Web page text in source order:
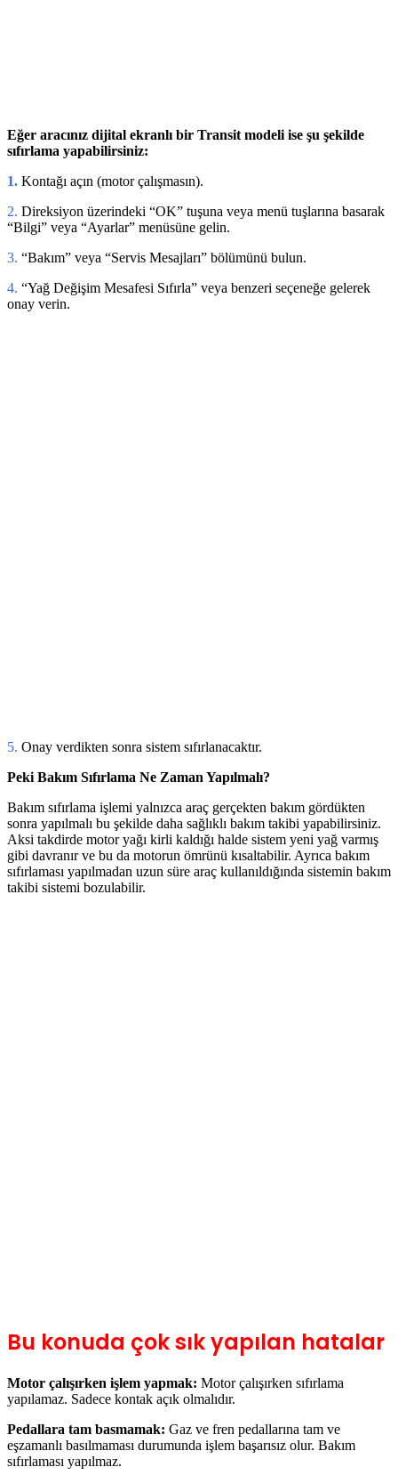
Eğer aracınız dijital ekranlı bir Transit modeli ise şu şekilde
sıfırlama yapabilirsiniz:
1. Kontağı açın (motor çalışmasın).
2. Direksiyon üzerindeki “OK” tuşuna veya menü tuşlarına basarak
“Bilgi” veya “Ayarlar” menüsüne gelin.
3. “Bakım” veya “Servis Mesajları” bölümünü bulun.
4. “Yağ Değişim Mesafesi Sıfırla” veya benzeri seçeneğe gelerek
onay verin.
5. Onay verdikten sonra sistem sıfırlanacaktır.
Peki Bakım Sıfırlama Ne Zaman Yapılmalı?
Bakım sıfırlama işlemi yalnızca araç gerçekten bakım gördükten
sonra yapılmalı bu şekilde daha sağlıklı bakım takibi yapabilirsiniz.
Aksi takdirde motor yağı kirli kaldığı halde sistem yeni yağ varmış
gibi davranır ve bu da motorun ömrünü kısaltabilir. Ayrıca bakım
sıfırlaması yapılmadan uzun süre araç kullanıldığında sistemin bakım
takibi sistemi bozulabilir.
Bu konuda çok sık yapılan hatalar
Motor çalışırken işlem yapmak: Motor çalışırken sıfırlama
yapılamaz. Sadece kontak açık olmalıdır.
Pedallara tam basmamak: Gaz ve fren pedallarına tam ve
eşzamanlı basılmaması durumunda işlem başarısız olur. Bakım
sıfırlaması yapılmaz.